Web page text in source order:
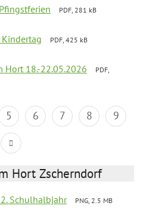
PDF, 281 kB
PDF, 425 kB
Hort 18.-22.05.2026
PDF,
5 6 7 8
9
Hort Zscherndorf
Schulhalbjahr
PNG, 2.5 MB